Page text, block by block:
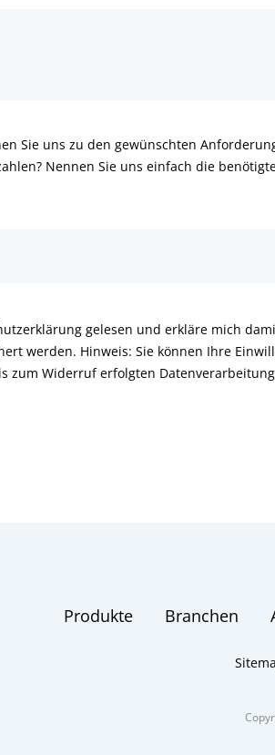
Sie uns zu den gewünschten
Nennen Sie uns einfach die
gelesen und erkläre mich
werden. Hinweis: Sie können Ihre
zum Widerruf erfolgten
Produkte Branchen